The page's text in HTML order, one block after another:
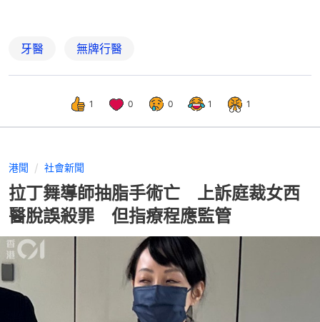
牙醫 無牌行醫
1 0 0 1 1
港聞 社會新聞
拉丁舞導師抽脂手術亡 上訴庭裁女西
醫脫誤殺罪 但指療程應監管